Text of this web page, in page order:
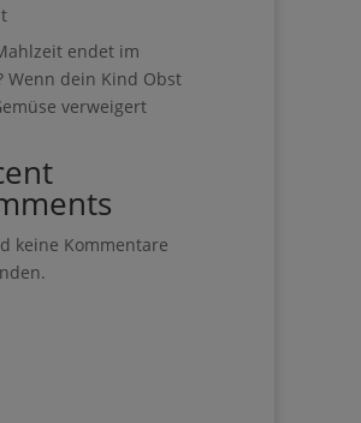
endet im
Wenn dein Kind Obst
verweigert
keine Kommentare